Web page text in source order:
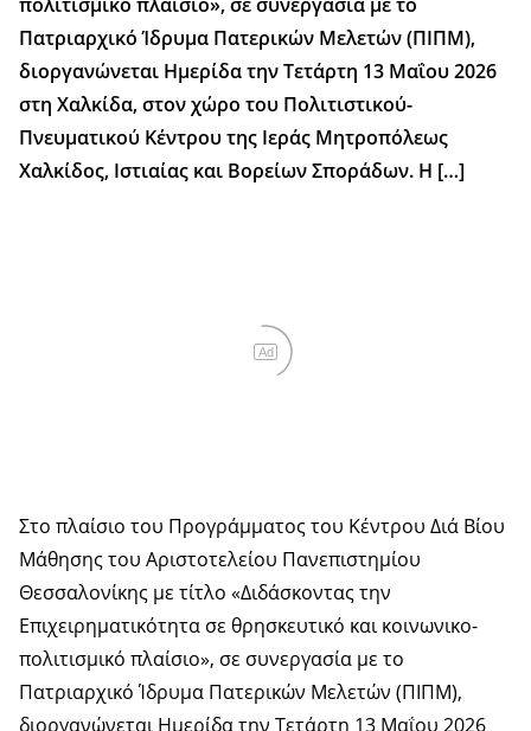
Πατριαρχικό Ίδρυμα Πατερικών Μελετών (ΠΙΠΜ),
διοργανώνεται Ημερίδα την Τετάρτη 13 Μαΐου 2026
στη Χαλκίδα, στον χώρο του Πολιτιστικού-
Πνευματικού Κέντρου της Ιεράς Μητροπόλεως
Χαλκίδος, Ιστιαίας και Βορείων Σποράδων. Η […]
Ad
Στο πλαίσιο του Προγράμματος του Κέντρου Διά Βίου
Μάθησης του Αριστοτελείου Πανεπιστημίου
Θεσσαλονίκης με τίτλο «Διδάσκοντας την
Επιχειρηματικότητα σε θρησκευτικό και κοινωνικο-
πολιτισμικό πλαίσιο», σε συνεργασία με το
Πατριαρχικό Ίδρυμα Πατερικών Μελετών (ΠΙΠΜ),
διοργανώνεται Ημερίδα την Τετάρτη 13 Μαΐου 2026